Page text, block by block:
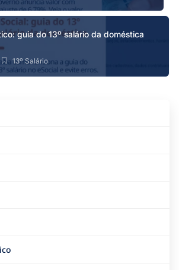
guia do 13º salário da doméstica
13º Salário